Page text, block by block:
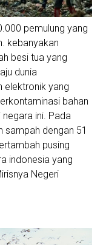
pemulung yang
kebanyakan
besi tua yang
dunia
elektronik yang
bahan
ini. Pada
sampah dengan 51
pusing
indonesia yang
Negeri